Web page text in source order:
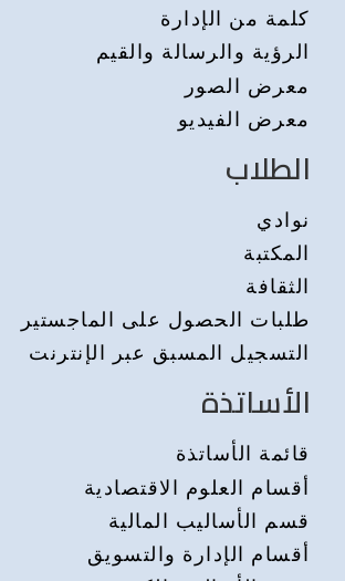
كلمة من الإدارة
الرؤية والرسالة والقيم
معرض الصور
معرض الفيديو
الطلاب
نوادي
المكتبة
الثقافة
طلبات الحصول على الماجستير
التسجيل المسبق عبر الإنترنت
الأساتذة
قائمة الأساتذة
أقسام العلوم الاقتصادية
قسم الأساليب المالية
أقسام الإدارة والتسويق